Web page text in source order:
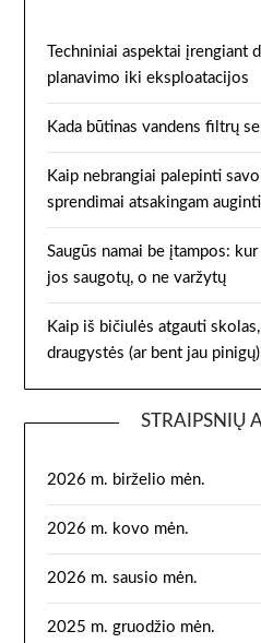
Techniniai aspektai įrengiant
planavimo iki eksploatacijos
Kada būtinas vandens filtrų
Kaip nebrangiai palepinti
sprendimai atsakingam
Saugūs namai be įtampos:
jos saugotų, o ne varžytų
Kaip iš bičiulės atgauti
draugystės (ar bent jau
STRAIPSNIŲ
2026 m. birželio mėn.
2026 m. kovo mėn.
2026 m. sausio mėn.
2025 m. gruodžio mėn.